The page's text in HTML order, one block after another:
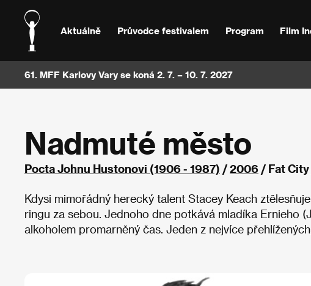
Aktuálně Průvodce festivalem Program Film
61. MFF Karlovy Vary se koná 2. 7. – 10. 7. 2027
Nadmuté město
Pocta Johnu Hustonovi (1906 - 1987) /2006 / Fat City
Kdysi mimořádný herecký talent Stacey Keach
ringu za sebou. Jednoho dne potkává mladíka Ernieho
alkoholem promarněný čas. Jeden z nejvíce